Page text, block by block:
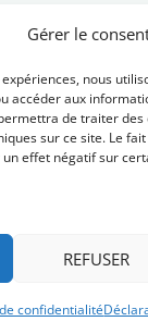
Gérer le
nous
accéder aux
de traiter
sur ce site. Le
effet négatif sur
REFUSER
confidentialité